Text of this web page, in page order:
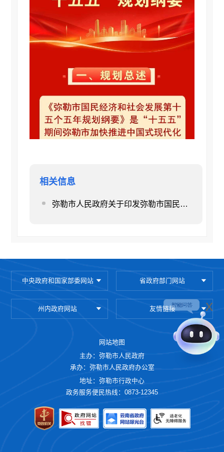
相关信息
弥勒市人民政府关于印发弥勒市国民经济和社会发展第十五个五年规划纲要的通知
中央政府和国家部委网站 省政府部门网站
州内政府网站 友情链接
网站地图
主办：弥勒市人民政府
承办：弥勒市人民政府办公室
地址：弥勒市行政中心
政务服务便民热线：0873-12345
x